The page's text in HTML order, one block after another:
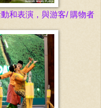
和表演，與游客/ 購物者